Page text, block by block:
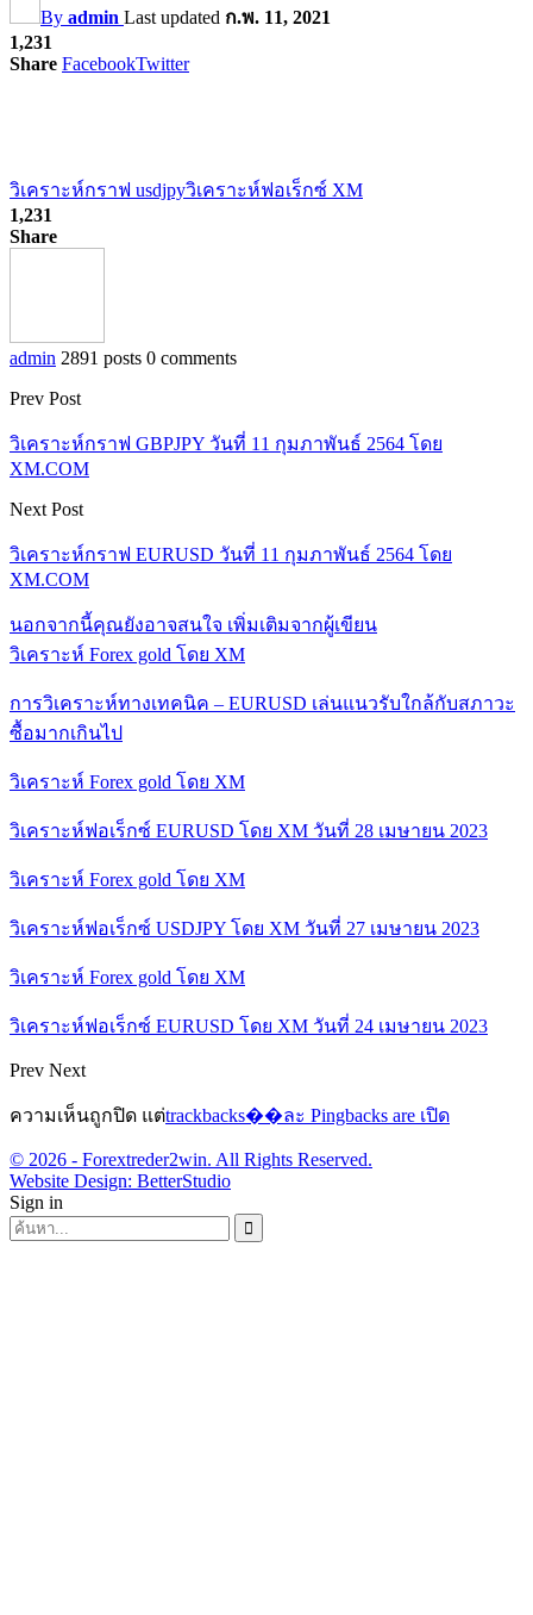
By admin Last updated ก.พ. 11, 2021
1,231
Share FacebookTwitter
วิเคราะห์กราฟ usdjpyวิเคราะห์ฟอเร็กซ์ XM
1,231
Share
admin 2891 posts 0 comments
Prev Post
วิเคราะห์กราฟ GBPJPY วันที่ 11 กุมภาพันธ์ 2564 โดย
XM.COM
Next Post
วิเคราะห์กราฟ EURUSD วันที่ 11 กุมภาพันธ์ 2564 โดย
XM.COM
นอกจากนี้คุณยังอาจสนใจ เพิ่มเติมจากผู้เขียน
วิเคราะห์ Forex gold โดย XM
การวิเคราะห์ทางเทคนิค – EURUSD เล่นแนวรับใกล้กับสภาวะ
ซื้อมากเกินไป
วิเคราะห์ Forex gold โดย XM
วิเคราะห์ฟอเร็กซ์ EURUSD โดย XM วันที่ 28 เมษายน 2023
วิเคราะห์ Forex gold โดย XM
วิเคราะห์ฟอเร็กซ์ USDJPY โดย XM วันที่ 27 เมษายน 2023
วิเคราะห์ Forex gold โดย XM
วิเคราะห์ฟอเร็กซ์ EURUSD โดย XM วันที่ 24 เมษายน 2023
Prev Next
ความเห็นถูกปิด แต่trackbacks��ละ Pingbacks are เปิด
© 2026 - Forextreder2win. All Rights Reserved.
Website Design: BetterStudio
Sign in